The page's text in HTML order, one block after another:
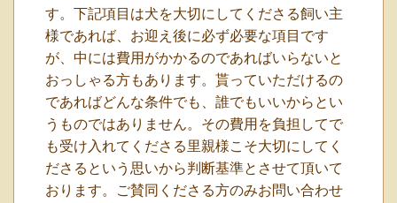
す。下記項目は犬を大切にしてくださる飼い主
様であれば、お迎え後に必ず必要な項目です
が、中には費用がかかるのであればいらないと
おっしゃる方もあります。貰っていただけるの
であればどんな条件でも、誰でもいいからとい
うものではありません。その費用を負担してで
も受け入れてくださる里親様こそ大切にしてく
ださるという思いから判断基準とさせて頂いて
おります。ご賛同くださる方のみお問い合わせ